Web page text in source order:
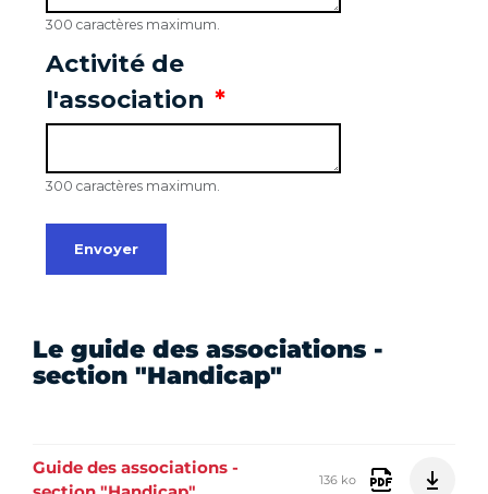
Le guide des associations -
section "Handicap"
Guide des associations -
136 ko